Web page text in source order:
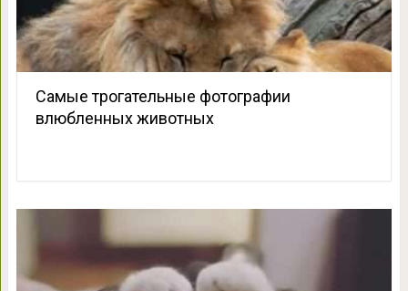
Самые трогательные фотографии
влюбленных животных